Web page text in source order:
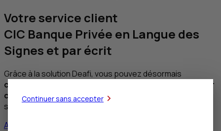
Votre service client
CIC Banque Privée en Langue des
Signes et par écrit
Grâce à la solution Deafi, vous pouvez désormais
contacter un conseiller client par visio (en
) ou par
chat du mardi au vendredi de 8h à 12h et de 14h à 18h, le
samedi de 8h30 à 12h.
Accéder au service
Continuer sans accepter